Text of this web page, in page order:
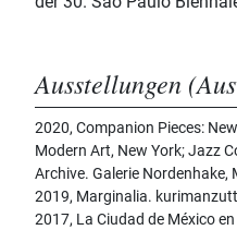
Ausstellungen
2020, Companion Pieces:
Modern Art, New York; Jazz
Archive. Galerie Nordenhake,
2019, Marginalia.
2017, La Ciudad de México